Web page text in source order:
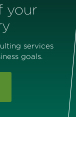
your
services
goals.